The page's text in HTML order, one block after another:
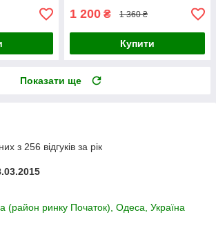
1 200 ₴ 1 360 ₴
Купити
Показати ще
з 256 відгуків за рік
(район ринку Початок), Одеса, Україна